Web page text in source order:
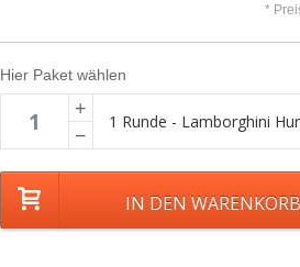
*
Hier Paket wählen
+
−